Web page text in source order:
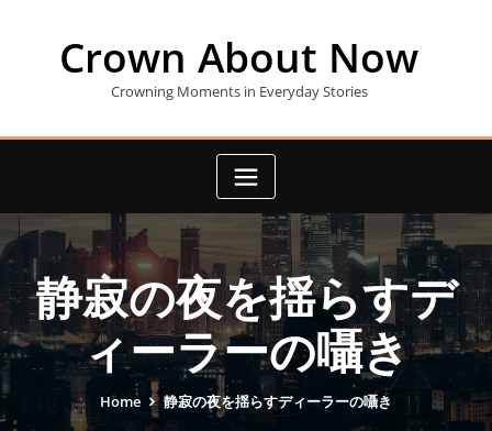
Crown About Now
Crowning Moments in Everyday Stories
静寂の夜を揺らすデ
ィーラーの囁き
Home 静寂の夜を揺らすディーラーの囁き